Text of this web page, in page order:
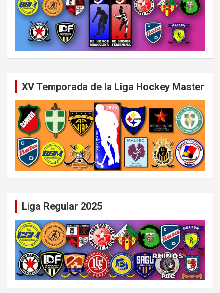
XV Temporada de la Liga Hockey Master
Liga Regular 2025